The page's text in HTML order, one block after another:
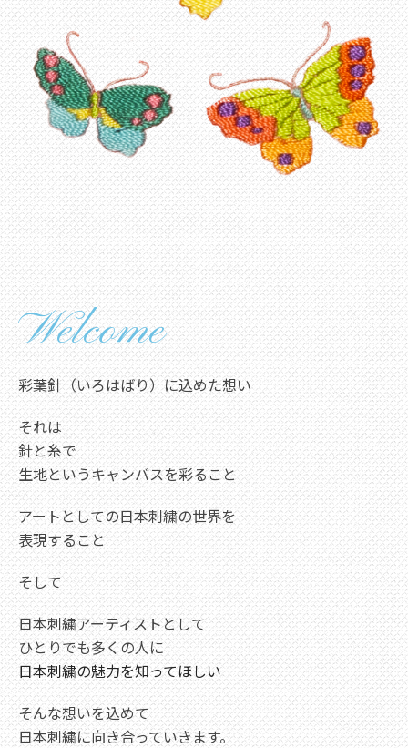
Welcome
彩葉針（いろはばり）に込めた想い
それは
針と糸で
生地というキャンバスを彩ること
アートとしての日本刺繍の世界を
表現すること
そして
日本刺繍アーティストとして
ひとりでも多くの人に
日本刺繍の魅力を知ってほしい
そんな想いを込めて
日本刺繍に向き合っていきます。